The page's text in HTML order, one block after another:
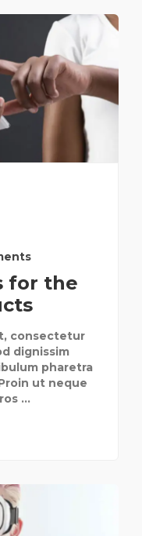
for the
consectetur
dignissim
pharetra
ut neque
...